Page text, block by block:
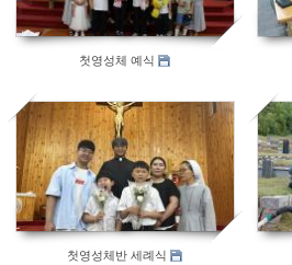
첫영성체 예식
529
첫영성체반 세례식